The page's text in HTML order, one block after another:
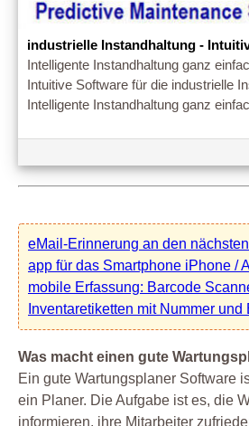
industrielle Instandhaltung -
Intelligente Instandhaltung ganz
Intuitive Software für die industrielle
Intelligente Instandhaltung ganz
eMail-Erinnerung an den
app für das Smartphone iPhone /
mobile Erfassung: Barcode
Inventaretiketten mit Nummer und
Was macht einen gute
Ein gute Wartungsplaner Software
ein Planer. Die Aufgabe ist es, die
informieren, ihre Mitarbeiter